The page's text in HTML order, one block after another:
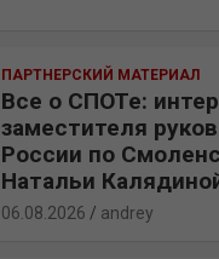
ПАРТНЕРСКИЙ МАТЕРИАЛ
Все о СПОТе:
заместителя
России по
Натальи
06.08.2026 andrey